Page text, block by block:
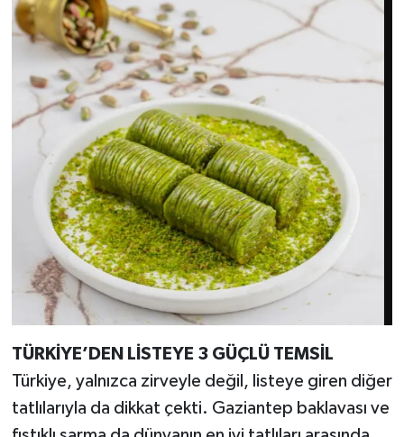
TÜRKİYE’DEN LİSTEYE 3 GÜÇLÜ TEMSİL
Türkiye, yalnızca zirveyle değil, listeye giren diğer
tatlılarıyla da dikkat çekti. Gaziantep baklavası ve